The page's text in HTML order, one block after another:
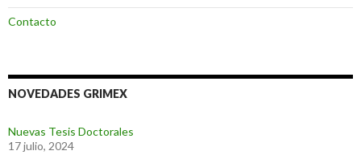
Contacto
NOVEDADES GRIMEX
Nuevas Tesis Doctorales
17 julio, 2024